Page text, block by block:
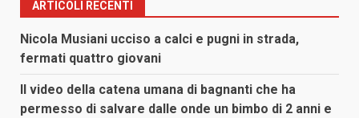
ARTICOLI RECENTI
Nicola Musiani ucciso a calci e pugni in strada,
fermati quattro giovani
Il video della catena umana di bagnanti che ha
permesso di salvare dalle onde un bimbo di 2 anni e